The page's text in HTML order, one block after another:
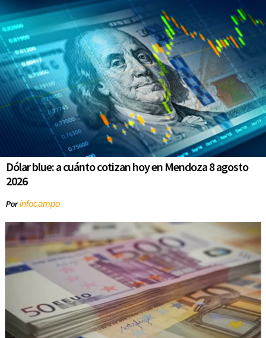
Dólar blue: a cuánto cotizan hoy en Mendoza 8 agosto
2026
Porinfocampo